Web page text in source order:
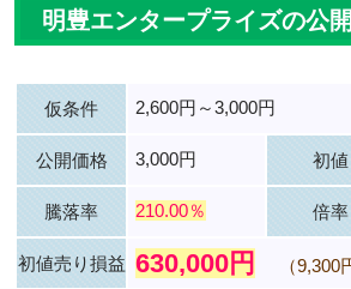
明豊エンタープライズの公
仮条件 2,600円～3,000円
公開価格 3,000円 初値
騰落率 210.00％ 倍
初値売り損益 630,000円 （